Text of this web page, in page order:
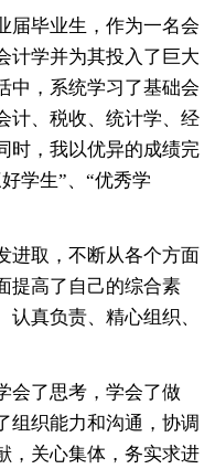
届毕业生，作为一名会
计学并为其投入了巨大
中，系统学习了基础会
计、税收、统计学、经
时，我以优异的成绩完
学生”、“优秀学
进取，不断从各个方面
提高了自己的综合素
真负责、精心组织、
会了思考，学会了做
组织能力和沟通，协调
，关心集体，务实求进